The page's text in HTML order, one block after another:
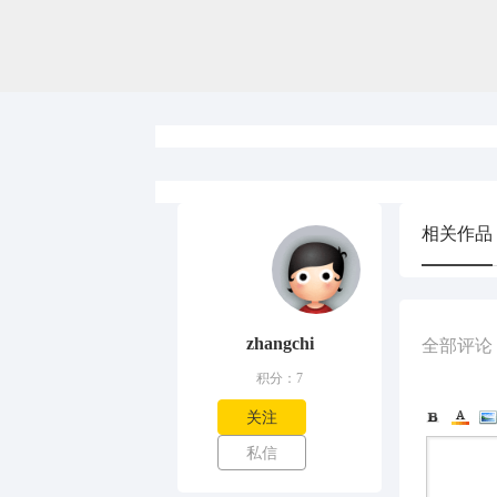
zhangchi
积分：7
关注
私信
相关作品
全部评论